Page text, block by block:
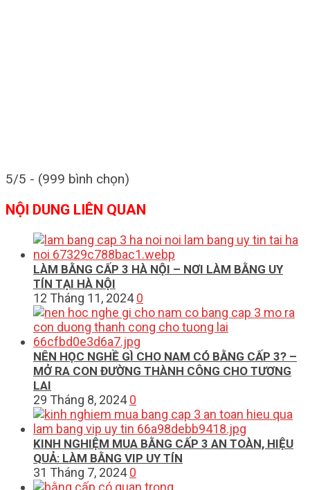
5/5 - (999 bình chọn)
NỘI DUNG LIÊN QUAN
LÀM BẰNG CẤP 3 HÀ NỘI – NƠI LÀM BẰNG UY
TÍN TẠI HÀ NỘI
12 Tháng 11, 2024 0
NÊN HỌC NGHỀ GÌ CHO NAM CÓ BẰNG CẤP 3? –
MỞ RA CON ĐƯỜNG THÀNH CÔNG CHO TƯƠNG
LAI
29 Tháng 8, 2024 0
KINH NGHIỆM MUA BẰNG CẤP 3 AN TOÀN, HIỆU
QUẢ: LÀM BẰNG VIP UY TÍN
31 Tháng 7, 2024 0